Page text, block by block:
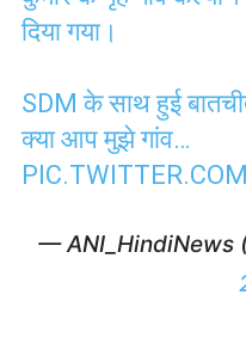
दिया गया।
SDM के साथ हुई
क्या आप मुझे गांव…
— ANI_HindiNews